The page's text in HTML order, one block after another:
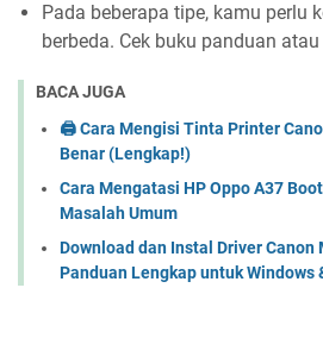
Pada beberapa tipe, kamu perlu
berbeda. Cek buku panduan
BACA JUGA
🖨️ Cara Mengisi Tinta Printer
Benar (Lengkap!)
Cara Mengatasi HP Oppo A37
Masalah Umum
Download dan Instal Driver Canon
Panduan Lengkap untuk Windows